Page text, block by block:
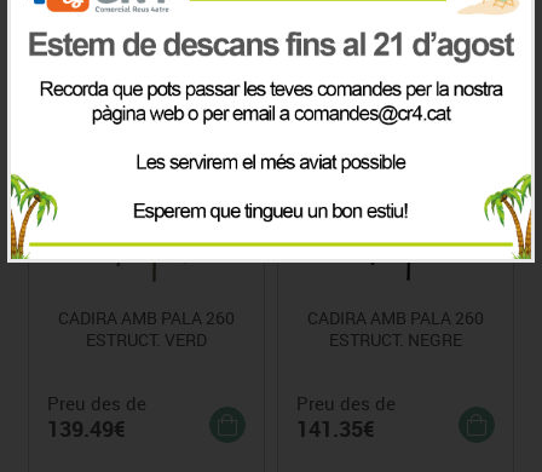
Preu des de
129.91€ 123.94€
CADIRA AMB PALA 260
ESTRUCT. VERD
Preu des de
139.49€
CADIRA AMB PALA 260
ESTRUCT. NEGRE
Preu des de
141.35€